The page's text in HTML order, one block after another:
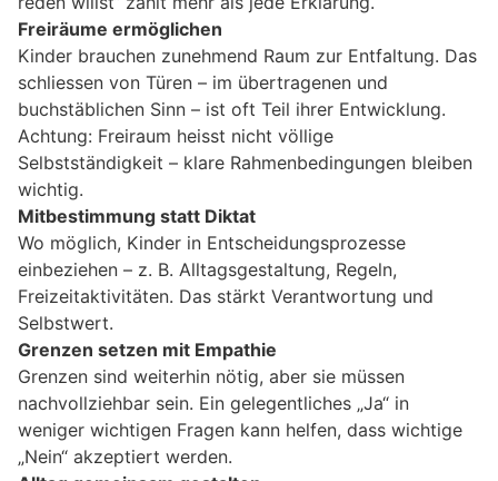
Freiräume ermöglichen
Kinder brauchen zunehmend Raum zur Entfaltung. Das
schliessen von Türen – im übertragenen und
buchstäblichen Sinn – ist oft Teil ihrer Entwicklung.
Achtung: Freiraum heisst nicht völlige
Selbstständigkeit – klare Rahmenbedingungen bleiben
wichtig.
Mitbestimmung statt Diktat
Wo möglich, Kinder in Entscheidungsprozesse
einbeziehen – z. B. Alltagsgestaltung, Regeln,
Freizeitaktivitäten. Das stärkt Verantwortung und
Selbstwert.
Grenzen setzen mit Empathie
Grenzen sind weiterhin nötig, aber sie müssen
nachvollziehbar sein. Ein gelegentliches „Ja“ in
weniger wichtigen Fragen kann helfen, dass wichtige
„Nein“ akzeptiert werden.